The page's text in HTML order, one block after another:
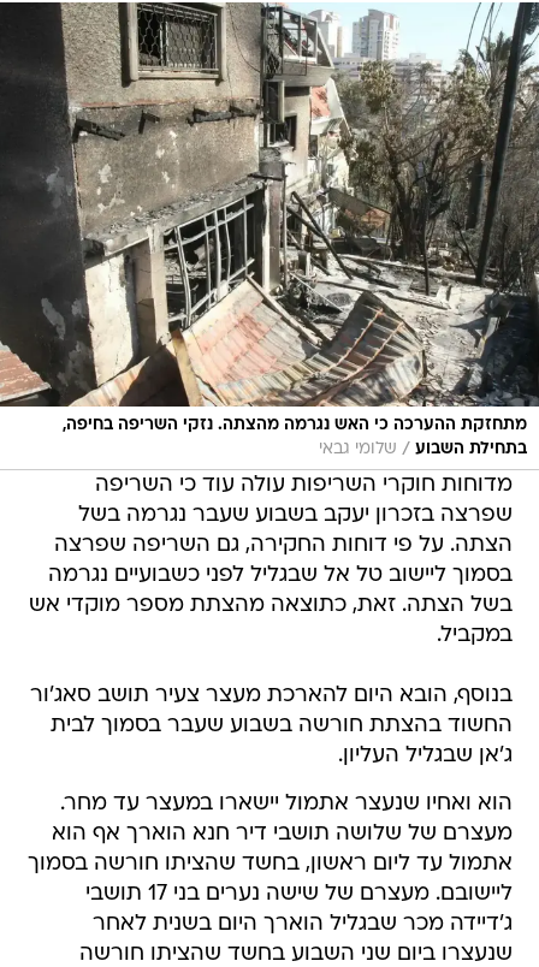
מתחזקת ההערכה כי האש נגרמה מהצתה. נזקי השריפה בחיפה,
בתחילת השבוע / שלומי גבאי
מדוחות חוקרי השריפות עולה עוד כי השריפה
שפרצה בזכרון יעקב בשבוע שעבר נגרמה בשל
הצתה. על פי דוחות החקירה, גם השריפה שפרצה
בסמוך ליישוב טל אל שבגליל לפני כשבועיים נגרמה
בשל הצתה. זאת, כתוצאה מהצתת מספר מוקדי אש
במקביל.
בנוסף, הובא היום להארכת מעצר צעיר תושב סאג'ור
החשוד בהצתת חורשה בשבוע שעבר בסמוך לבית
ג'אן שבגליל העליון.
הוא ואחיו שנעצר אתמול יישארו במעצר עד מחר.
מעצרם של שלושה תושבי דיר חנא הוארך אף הוא
אתמול עד ליום ראשון, בחשד שהציתו חורשה בסמוך
ליישובם. מעצרם של שישה נערים בני 17 תושבי
ג'דיידה מכר שבגליל הוארך היום בשנית לאחר
שנעצרו ביום שני השבוע בחשד שהציתו חורשה